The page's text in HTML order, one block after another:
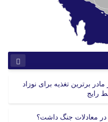
برترین تغذیه برای نوزاد
رایج
تاثیری در معادلات جنگ داشت؟